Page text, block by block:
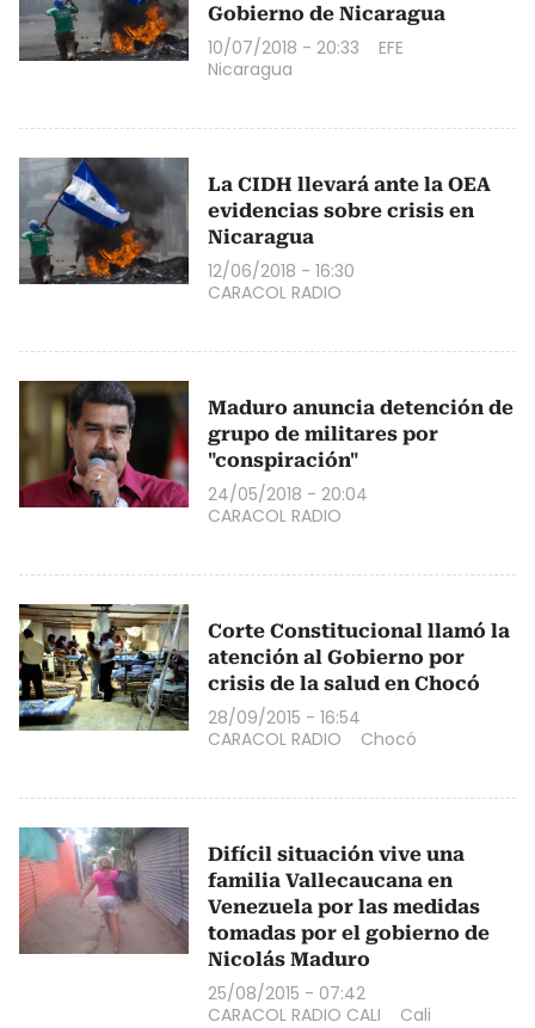
Gobierno de Nicaragua
10/07/2018 - 20:33
EFE
Nicaragua
La CIDH llevará ante la OEA
evidencias sobre crisis en
Nicaragua
12/06/2018 - 16:30
CARACOL RADIO
Maduro anuncia detención de
grupo de militares por
"conspiración"
24/05/2018 - 20:04
CARACOL RADIO
Corte Constitucional llamó la
atención al Gobierno por
crisis de la salud en Chocó
28/09/2015 - 16:54
CARACOL RADIO
Chocó
Difícil situación vive una
familia Vallecaucana en
Venezuela por las medidas
tomadas por el gobierno de
Nicolás Maduro
25/08/2015 - 07:42
CARACOL RADIO CALI
Cali